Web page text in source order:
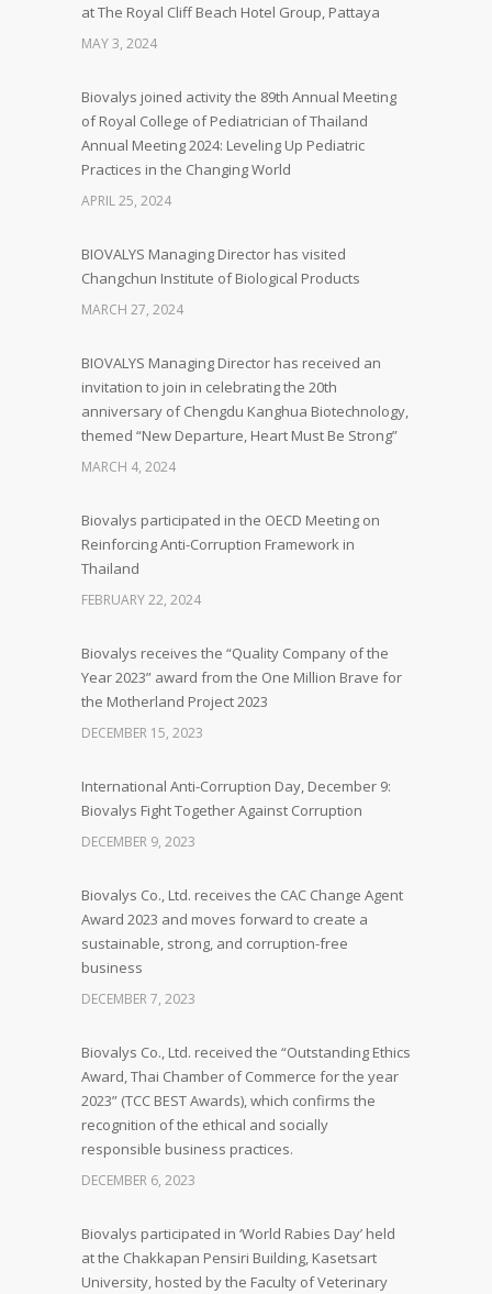
at The Royal Cliff Beach Hotel Group, Pattaya
MAY 3, 2024
Biovalys joined activity the 89th Annual Meeting
of Royal College of Pediatrician of Thailand
Annual Meeting 2024: Leveling Up Pediatric
Practices in the Changing World
APRIL 25, 2024
BIOVALYS Managing Director has visited
Changchun Institute of Biological Products
MARCH 27, 2024
BIOVALYS Managing Director has received an
invitation to join in celebrating the 20th
anniversary of Chengdu Kanghua Biotechnology,
themed “New Departure, Heart Must Be Strong”
MARCH 4, 2024
Biovalys participated in the OECD Meeting on
Reinforcing Anti-Corruption Framework in
Thailand
FEBRUARY 22, 2024
Biovalys receives the “Quality Company of the
Year 2023” award from the One Million Brave for
the Motherland Project 2023
DECEMBER 15, 2023
International Anti-Corruption Day, December 9:
Biovalys Fight Together Against Corruption
DECEMBER 9, 2023
Biovalys Co., Ltd. receives the CAC Change Agent
Award 2023 and moves forward to create a
sustainable, strong, and corruption-free
business
DECEMBER 7, 2023
Biovalys Co., Ltd. received the “Outstanding Ethics
Award, Thai Chamber of Commerce for the year
2023” (TCC BEST Awards), which confirms the
recognition of the ethical and socially
responsible business practices.
DECEMBER 6, 2023
Biovalys participated in ‘World Rabies Day’ held
at the Chakkapan Pensiri Building, Kasetsart
University, hosted by the Faculty of Veterinary